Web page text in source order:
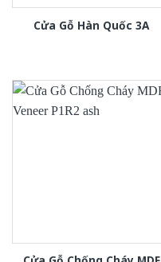
Cửa Gỗ Hàn Quốc 3A